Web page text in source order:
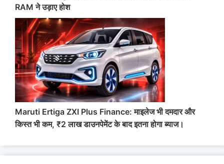
RAM ने उड़ाए होश
Maruti Ertiga ZXI Plus Finance: माइलेज भी दमदार और
किस्त भी कम, ₹2 लाख डाउनपेमेंट के बाद इतना होगा ब्याज।